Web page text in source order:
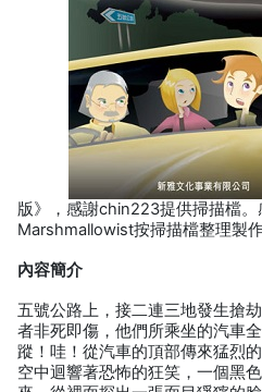
版》，感謝chin223提供掃描檔。
Marshmallowist按掃描檔整理製作
內容簡介
五號公路上，接二連三地發生搶
者非死即傷，他們所乘坐的汽車
蹤！哇！從汽車的頂部傳來猛烈
空中迴響著恐怖的狂笑，一個黑